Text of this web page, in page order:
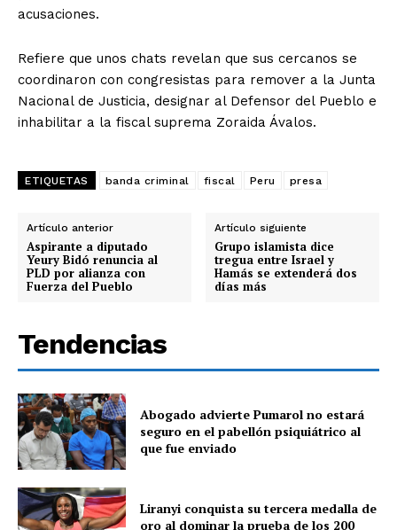
acusaciones.
Refiere que unos chats revelan que sus cercanos se
coordinaron con congresistas para remover a la Junta
Nacional de Justicia, designar al Defensor del Pueblo e
inhabilitar a la fiscal suprema Zoraida Ávalos.
ETIQUETAS banda criminal fiscal Peru presa
Artículo anterior
Aspirante a diputado
Yeury Bidó renuncia al
PLD por alianza con
Fuerza del Pueblo
Artículo siguiente
Grupo islamista dice
tregua entre Israel y
Hamás se extenderá dos
días más
Tendencias
Abogado advierte Pumarol no estará
seguro en el pabellón psiquiátrico al
que fue enviado
Liranyi conquista su tercera medalla de
oro al dominar la prueba de los 200